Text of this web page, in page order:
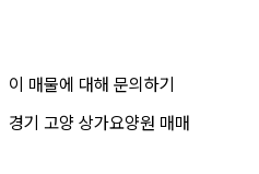
이 매물에 대해 문의하기
경기 고양 상가요양원 매매